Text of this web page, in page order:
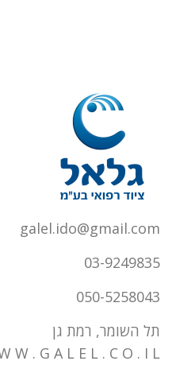
galel.ido@gmail.com
03-9249835
050-5258043
תל השומר, רמת גן
W . G A L E L . C O . I L